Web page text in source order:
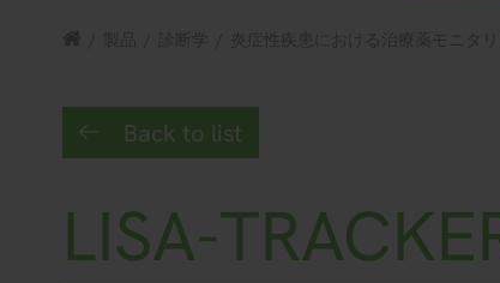
Back to list
LISA-